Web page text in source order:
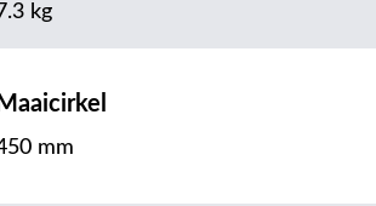
kg
Maaicirkel
mm